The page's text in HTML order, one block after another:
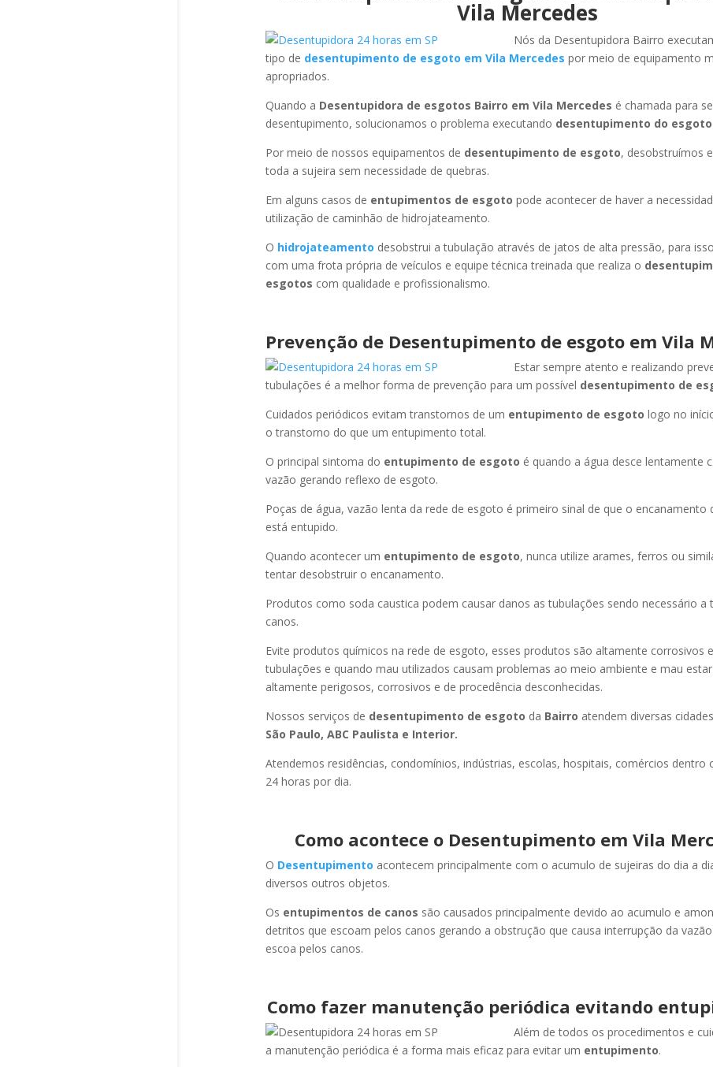
Vila Mercedes
Nós da Desentupidora Bairro
tipo de desentupimento de esgoto em Vila Mercedes por meio de equipamento
apropriados.
Quando a Desentupidora de esgotos Bairro em Vila Mercedes é chamada para
desentupimento, solucionamos o problema executando desentupimento do
Por meio de nossos equipamentos de desentupimento de esgoto, desobstruímos
toda a sujeira sem necessidade de quebras.
Em alguns casos de entupimentos de esgoto pode acontecer de haver a
utilização de caminhão de hidrojateamento.
O hidrojateamento desobstrui a tubulação através de jatos de alta pressão, para
com uma frota própria de veículos e equipe técnica treinada que realiza o
esgotos com qualidade e profissionalismo.
Prevenção de Desentupimento de esgoto em Vila
Estar sempre atento e realizando
tubulações é a melhor forma de prevenção para um possível desentupimento de
Cuidados periódicos evitam transtornos de um entupimento de esgoto logo no
o transtorno do que um entupimento total.
O principal sintoma do entupimento de esgoto é quando a água desce lentamente
vazão gerando reflexo de esgoto.
Poças de água, vazão lenta da rede de esgoto é primeiro sinal de que o encanamento
está entupido.
Quando acontecer um entupimento de esgoto, nunca utilize arames, ferros ou
tentar desobstruir o encanamento.
Produtos como soda caustica podem causar danos as tubulações sendo necessário a
canos.
Evite produtos químicos na rede de esgoto, esses produtos são altamente corrosivos
tubulações e quando mau utilizados causam problemas ao meio ambiente e mau
altamente perigosos, corrosivos e de procedência desconhecidas.
Nossos serviços de desentupimento de esgoto da Bairro atendem diversas
São Paulo, ABC Paulista e Interior.
Atendemos residências, condomínios, indústrias, escolas, hospitais, comércios dentro
24 horas por dia.
Como acontece o Desentupimento em Vila
O Desentupimento acontecem principalmente com o acumulo de sujeiras do dia a
diversos outros objetos.
Os entupimentos de canos são causados principalmente devido ao acumulo e
detritos que escoam pelos canos gerando a obstrução que causa interrupção da
escoa pelos canos.
Como fazer manutenção periódica evitando
Além de todos os procedimentos e
a manutenção periódica é a forma mais eficaz para evitar um entupimento.